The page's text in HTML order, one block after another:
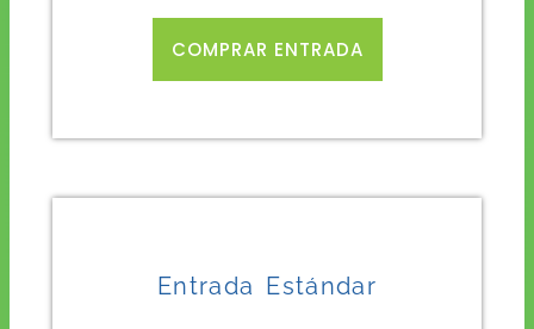
COMPRAR ENTRADA
Entrada Estándar